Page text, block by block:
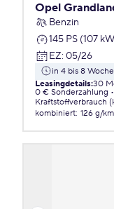
Opel
Benzin
145 PS (107
EZ: 05/26
in 4 bis 8
Leasingdetails:30
0 € Sonderzahlung
Kraftstoffverbrauch
kombiniert: 126 g/km